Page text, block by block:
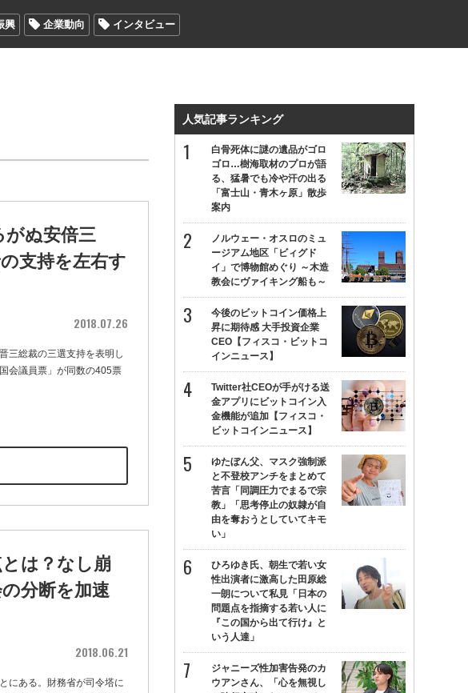
興 企業動向 インタビュー
がぬ安倍三
支持を左右す
2018.07.26
三総裁の三選支持を表明し
会議員票」が同数の405票
とは？なし崩
分断を加速
2018.06.21
にある。財務省が司令塔に
人気記事ランキング
白骨死体に謎の遺品がゴロ
ゴロ…樹海取材のプロが語
る、猛暑でも冷や汗の出る
「富士山・青木ヶ原」散歩
案内
ノルウェー・オスロのミュ
ージアム地区「ビィグド
イ」で博物館めぐり ～木造
教会にヴァイキング船も～
今後のビットコイン価格上
昇に期待感 大手投資企業
CEO【フィスコ・ビットコ
インニュース】
Twitter社CEOが手がける送
金アプリにビットコイン入
金機能が追加【フィスコ・
ビットコインニュース】
ゆたぼん父、マスク強制派
と不登校アンチをまとめて
苦言「同調圧力でまるで宗
教」「思考停止の奴隷が自
由を奪おうとしていてキモ
い」
ひろゆき氏、朝生で若い女
性出演者に激高した田原総
一朗について私見「日本の
問題点を指摘する若い人に
『この国から出て行け』と
いう人達」
ジャニーズ性加害告発のカ
ウアンさん、「心を無視し